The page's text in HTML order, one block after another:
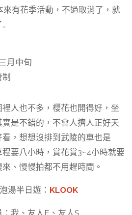
來有花季活動，不過取消了，就
月中旬
人也不多，櫻花也開得好，坐
是不錯的，不會人擠人正好天
，想想沒排到武陵的車也是
要八小時，賞花賞3~4小時就要
、慢慢拍都不用趕時間。
湯半日遊： KLOOK
我、友人E、友人S